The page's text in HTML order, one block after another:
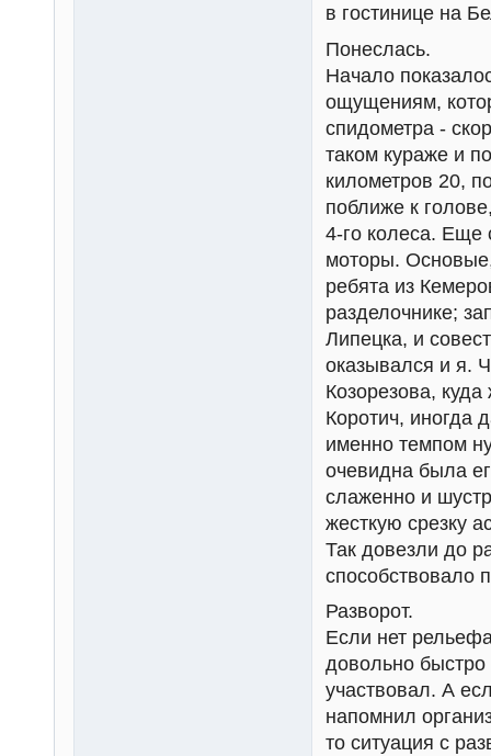
в гостинице на
Понеслась.
Начало
ощущениям,
спидометра -
таком кураже и
километров 20,
поближе к
4-го колеса. Еще
моторы.
ребята из
разделочнике;
Липецка, и
оказывался и я.
Козорезова,
Коротич, иногда
именно темпом
очевидна была
слаженно и
жесткую срезку
Так довезли до
способствовало
Разворот.
Если нет
довольно
участвовал. А
напомнил
то ситуация с